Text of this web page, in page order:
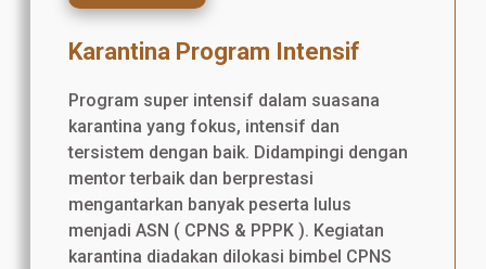
Karantina Program Intensif
Program super intensif dalam suasana
karantina yang fokus, intensif dan
tersistem dengan baik. Didampingi dengan
mentor terbaik dan berprestasi
mengantarkan banyak peserta lulus
menjadi ASN ( CPNS & PPPK ). Kegiatan
karantina diadakan dilokasi bimbel CPNS